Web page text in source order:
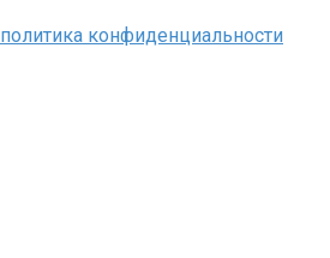
политика конфиденциальности